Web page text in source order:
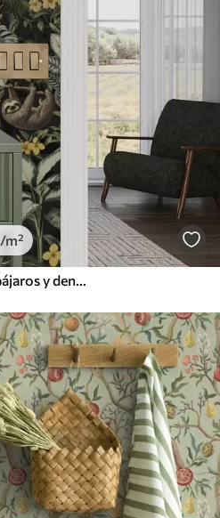
/m²
Selva tropical con monos, pájaros y denso follaje